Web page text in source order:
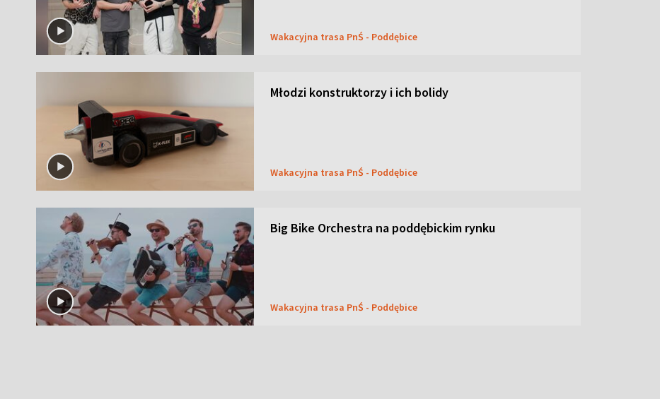
Wakacyjna trasa PnŚ - Poddębice
Młodzi konstruktorzy i ich bolidy
Wakacyjna trasa PnŚ - Poddębice
Big Bike Orchestra na poddębickim rynku
Wakacyjna trasa PnŚ - Poddębice